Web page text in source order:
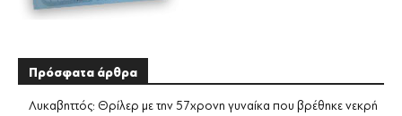
Πρόσφατα άρθρα
Λυκαβηττός: Θρίλερ με την 57χρονη γυναίκα που βρέθηκε νεκρή